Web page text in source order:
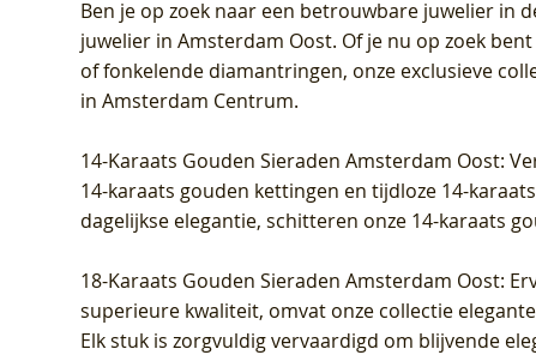
Blush Lab Diamonds Oorhangers
LG9006Y/S - Geelgoud (14k) met Lab
grown Diamant
Blush
grown
Blush Lab Diamonds Collier LG3019Y
– Geelgoud (14k) met Lab grown
Diamant
Blush
Diamant
Blush Lab Diamonds Ring LG1031Y -
Geelgoud (14k) met Lab grown
Diamant
Blush
Diamant
Ben je op zoek naar een betrouwbare juwelier in
juwelier in Amsterdam Oost. Of je nu op zoek
of fonkelende diamantringen, onze exclusieve
in Amsterdam Centrum.
14-Karaats Gouden Sieraden Amsterdam Oost:
14-karaats gouden kettingen en tijdloze 14-
dagelijkse elegantie, schitteren onze 14-karaats
18-Karaats Gouden Sieraden Amsterdam Oost:
superieure kwaliteit, omvat onze collectie
Elk stuk is zorgvuldig vervaardigd om blijvende